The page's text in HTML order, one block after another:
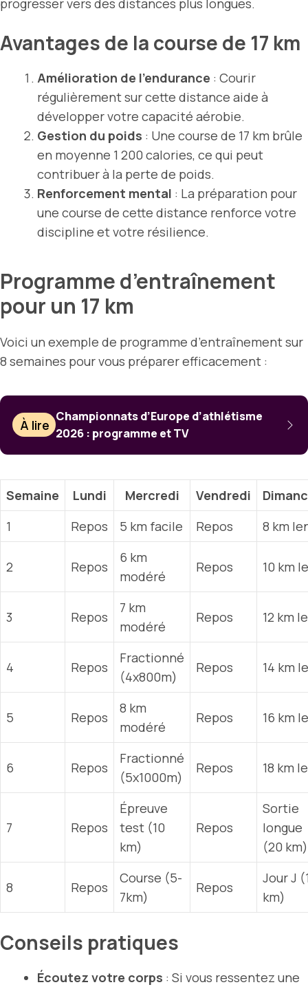
Avantages de la course de 17 km
Amélioration de l’endurance : Courir
régulièrement sur cette distance aide à
développer votre capacité aérobie.
Gestion du poids : Une course de 17 km brûle
en moyenne 1 200 calories, ce qui peut
contribuer à la perte de poids.
Renforcement mental : La préparation pour
une course de cette distance renforce votre
discipline et votre résilience.
Programme d’entraînement
pour un 17 km
Voici un exemple de programme d’entraînement sur
8 semaines pour vous préparer efficacement :
À lire
Championnats d’Europe d’athlétisme
2026 : programme et TV
Semaine Lundi Mercredi Vendredi
1
Repos 5 km facile Repos 8 km
2 Repos
6 km
modéré
Repos 10 km
3 Repos
7 km
modéré
Repos 12 km
4 Repos
Fractionné
(4x800m)
Repos 14 km
5 Repos
8 km
modéré
Repos 16 km
6 Repos
Fractionné
(5x1000m)
Repos 18 km
7 Repos
Épreuve
test (10
km)
Repos
Sortie
longue
(20 km)
8 Repos
Course (5-
7km)
Repos
Jour J
km)
Conseils pratiques
Écoutez votre corps : Si vous ressentez une